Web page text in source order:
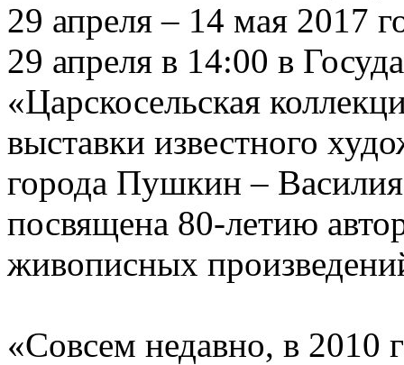
29 апреля – 14 мая 2017
29 апреля в 14:00 в
«Царскосельская
выставки известного
города Пушкин –
посвящена 80-летию
живописных
«Совсем недавно, в 2010